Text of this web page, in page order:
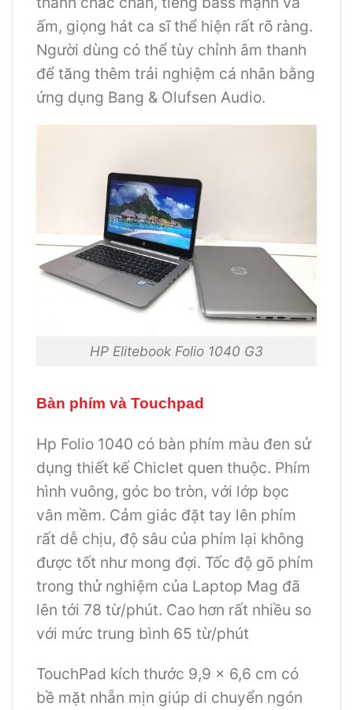
ấm, giọng hát ca sĩ thể hiện rất rõ ràng.
Người dùng có thể tùy chỉnh âm thanh
để tăng thêm trải nghiệm cá nhân bằng
ứng dụng Bang & Olufsen Audio.
HP Elitebook Folio 1040 G3
Bàn phím và Touchpad
Hp Folio 1040 có bàn phím màu đen sử
dụng thiết kế Chiclet quen thuộc. Phím
hình vuông, góc bo tròn, với lớp bọc
vân mềm. Cảm giác đặt tay lên phím
rất dễ chịu, độ sâu của phím lại không
được tốt như mong đợi. Tốc độ gõ phím
trong thử nghiệm của Laptop Mag đã
lên tới 78 từ/phút. Cao hơn rất nhiều so
với mức trung bình 65 từ/phút
TouchPad kích thước 9,9 x 6,6 cm có
bề mặt nhẵn mịn giúp di chuyển ngón